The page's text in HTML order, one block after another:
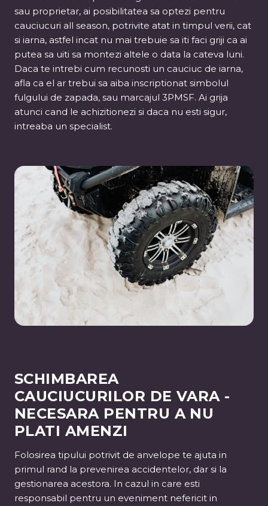
sau proprietar, ai posibilitatea sa optezi pentru
cauciucuri all season, potrivite atat in timpul verii, cat
si iarna, astfel incat nu mai trebuie sa iti faci griji ca ai
putea sa uiti sa montezi altele o data la cateva luni.
Daca te intrebi cum recunosti un cauciuc de iarna,
afla ca el ar trebui sa aiba inscriptionat simbolul
fulgului de zapada, sau marcajul 3PMSF. Ai grija
atunci cand le achizitionezi si daca nu esti sigur,
intreaba un specialist.
SCHIMBAREA
CAUCIUCURILOR DE VARA -
NECESARA PENTRU A NU
PLATI AMENZI
Folosirea tipului potrivit de anvelope te ajuta in
primul rand la prevenirea accidentelor, dar si la
gestionarea acestora. In cazul in care esti
responsabil pentru un eveniment nefericit in